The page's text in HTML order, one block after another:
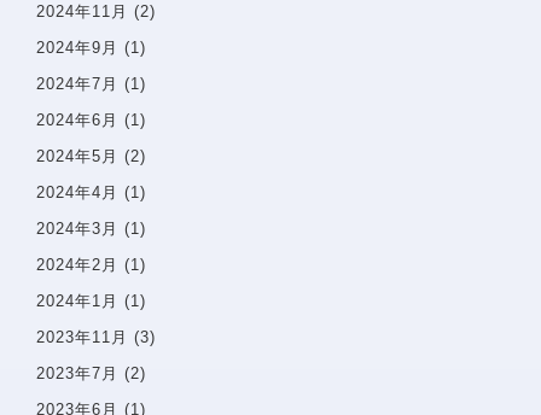
〒142−0051 東京都品川区平塚1-6-19 フォンテーヌ戸
越1F
Googlemaps
東急池上線戸越銀座駅・都営浅草線戸越駅 徒歩1分
2024年11月 (2)
2024年9月 (1)
2024年7月 (1)
2024年6月 (1)
2024年5月 (2)
2024年4月 (1)
2024年3月 (1)
2024年2月 (1)
2024年1月 (1)
2023年11月 (3)
2023年7月 (2)
2023年6月 (1)